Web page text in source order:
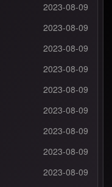
2023-08-09
2023-08-09
2023-08-09
2023-08-09
2023-08-09
2023-08-09
2023-08-09
2023-08-09
2023-08-09